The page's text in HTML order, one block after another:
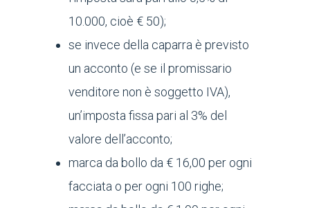
10.000, cioè € 50);
se invece della caparra è previsto
un acconto (e se il promissario
venditore non è soggetto IVA),
un’imposta fissa pari al 3% del
valore dell’acconto;
marca da bollo da € 16,00 per ogni
facciata o per ogni 100 righe;